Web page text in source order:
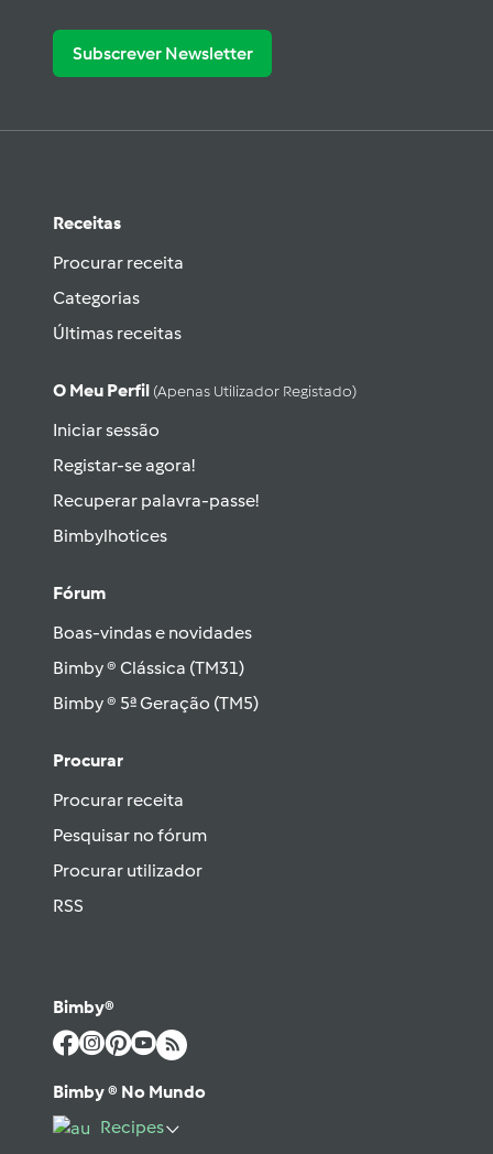
Subscrever Newsletter
Receitas
Procurar receita
Categorias
Últimas receitas
O Meu Perfil (apenas Utilizador Registado)
Iniciar sessão
Registar-se agora!
Recuperar palavra-passe!
Bimbylhotices
Fórum
Boas-vindas e novidades
Bimby ® Clássica (TM31)
Bimby ® 5ª Geração (TM5)
Procurar
Procurar receita
Pesquisar no fórum
Procurar utilizador
RSS
Bimby®
Bimby ® No Mundo
Recipes